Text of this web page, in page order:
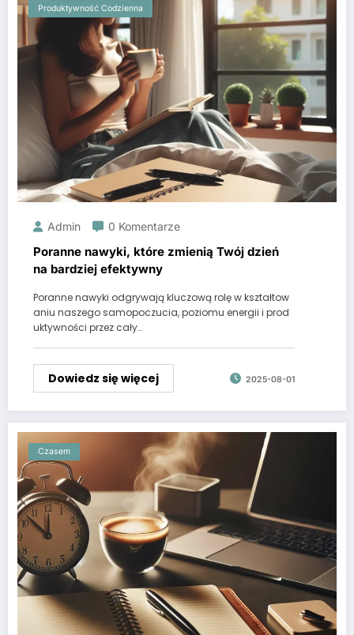
Produktywność Codzienna
Admin 0 Komentarze
Poranne nawyki, które zmienią Twój dzień
na bardziej efektywny
Poranne nawyki odgrywają kluczową rolę w kształtow
aniu naszego samopoczucia, poziomu energii i prod
uktywności przez cały…
Dowiedz się więcej 2025-08-01
Czasem